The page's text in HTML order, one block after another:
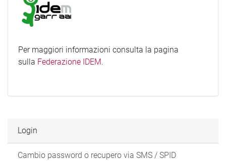
Per maggiori informazioni consulta la pagina
sulla Federazione IDEM.
Login
Cambio password o recupero via SMS / SPID